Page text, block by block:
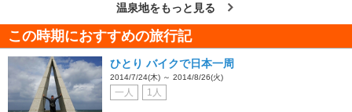
温泉地をもっと見る
この時期におすすめの旅行記
ひとり バイクで日本一周
2014/7/24(木) ～ 2014/8/26(火)
一人 1人